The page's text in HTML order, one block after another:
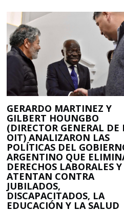
GERARDO MARTINEZ Y
GILBERT HOUNGBO
(DIRECTOR GENERAL DE
OIT) ANALIZARON LAS
POLÍTICAS DEL
ARGENTINO QUE
DERECHOS LABORALES Y
ATENTAN CONTRA
JUBILADOS,
DISCAPACITADOS, LA
EDUCACIÓN Y LA SALUD